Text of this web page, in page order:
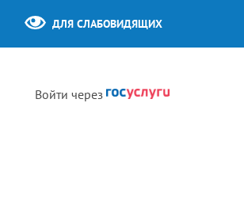
ДЛЯ СЛАБОВИДЯЩИХ
Войти через